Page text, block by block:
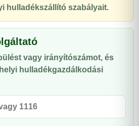
hulladékszállító szabályait.
vagy irányítószámot, és
hulladékgazdálkodási